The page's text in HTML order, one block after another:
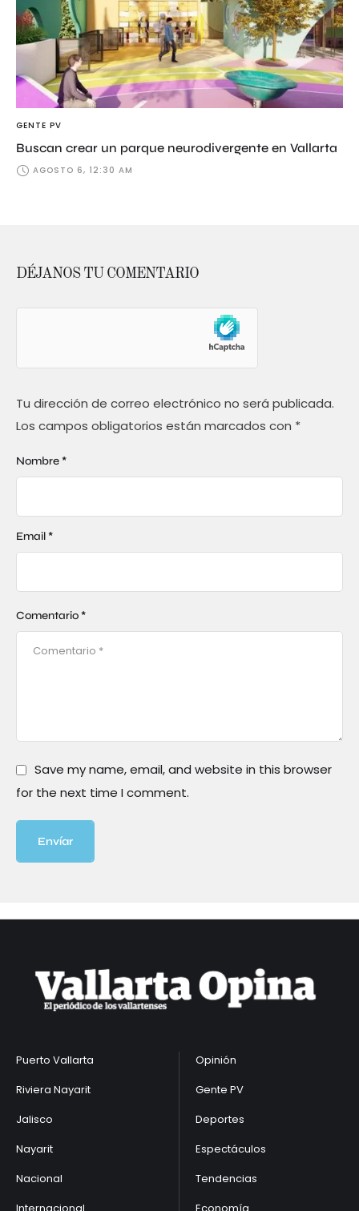
GENTE PV
Buscan crear un parque neurodivergente en Vallarta
AGOSTO 6, 12:30 AM
DÉJANOS TU COMENTARIO
Tu dirección de correo electrónico no será publicada.
Los campos obligatorios están marcados con *
Comentario *
Nombre *
Email *
Save my name, email, and website in this browser
for the next time I comment.
Envíar
Puerto Vallarta
Riviera Nayarit
Jalisco
Nayarit
Nacional
Opinión
Gente PV
Deportes
Espectáculos
Tendencias